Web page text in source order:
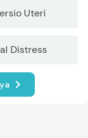
Uteri
Distress